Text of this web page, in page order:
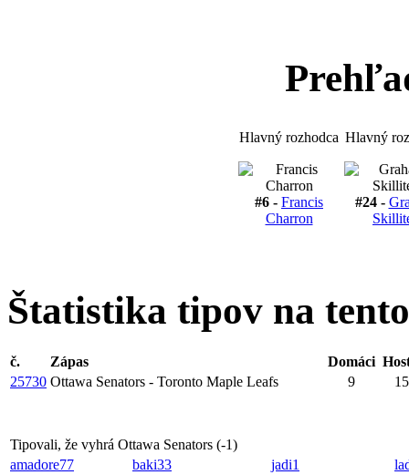
Hlavný rozhodca Hlavný
#6 - Francis
Charron
#24 -
Štatistika tipov na
č. Zápas Domáci
25730 Ottawa Senators - Toronto Maple Leafs 9 15
Tipovali, že vyhrá Ottawa Senators (-1)
amadore77
baki33 jadi1